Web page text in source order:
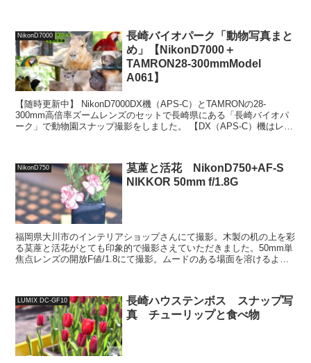
NikonD7000
長崎バイオパーク「動物写真まと
め」【NikonD7000＋
TAMRON28-300mmModel
A061】
【随時更新中】 NikonD7000DX機（APS-C）とTAMRONの28-
300mm高倍率ズームレンズのセットで長崎県にある「長崎バイオパ
ーク」で動物園スナップ撮影をしました。 【DX（APS-C）機はレン
NikonD750
茣蓙と活花 NikonD750+AF-S
NIKKOR 50mm f/1.8G
福岡県大川市のインテリアショップさんにて撮影。木製の机の上を彩
る茣蓙と活花がとても印象的で撮影さえていただきました。50mm単
焦点レンズの開放F値/1.8にて撮影。ムードのある場面を溶けるよう
LUMIX DC-GF10
長崎ハウステンボス スナップ写
真 チューリップと食べ物